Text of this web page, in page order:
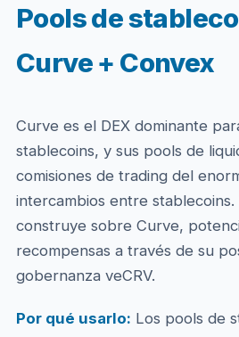
Pools de
Curve + Convex
Curve es el DEX dominante
stablecoins, y sus pools de
comisiones de trading del
intercambios entre stablecoins.
construye sobre Curve,
recompensas a través de su
gobernanza veCRV.
Por qué usarlo: Los pools de